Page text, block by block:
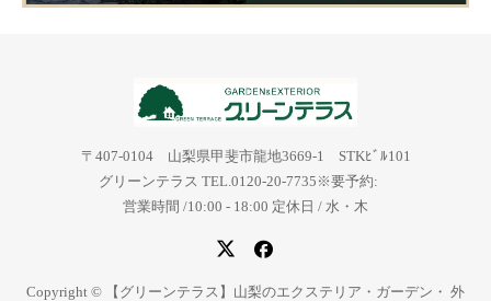
〒407-0104 山梨県甲斐市龍地3669-1 STKﾋﾞﾙ101
グリーンテラス TEL.0120-20-7735※要予約:
営業時間 /10:00 - 18:00 定休日 / 水・木
Copyright © 【グリーンテラス】山梨のエクステリア・ガーデン・ 外